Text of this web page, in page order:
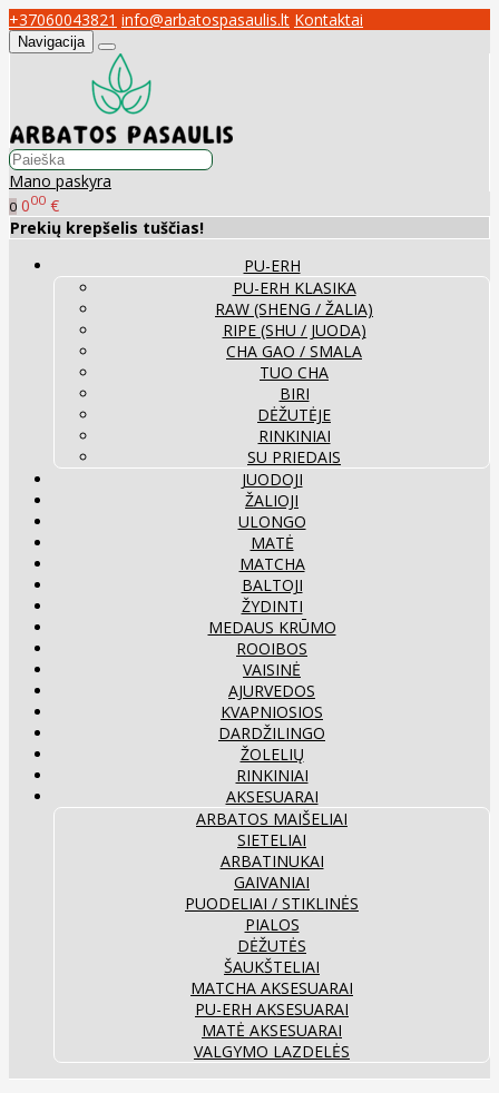
+37060043821 info@arbatospasaulis.lt Kontaktai
Navigacija
Mano paskyra
0 000 €
Prekių krepšelis tuščias!
PU-ERH
PU-ERH KLASIKA
RAW (SHENG / ŽALIA)
RIPE (SHU / JUODA)
CHA GAO / SMALA
TUO CHA
BIRI
DĖŽUTĖJE
RINKINIAI
SU PRIEDAIS
JUODOJI
ŽALIOJI
ULONGO
MATĖ
MATCHA
BALTOJI
ŽYDINTI
MEDAUS KRŪMO
ROOIBOS
VAISINĖ
AJURVEDOS
KVAPNIOSIOS
DARDŽILINGO
ŽOLELIŲ
RINKINIAI
AKSESUARAI
ARBATOS MAIŠELIAI
SIETELIAI
ARBATINUKAI
GAIVANIAI
PUODELIAI / STIKLINĖS
PIALOS
DĖŽUTĖS
ŠAUKŠTELIAI
MATCHA AKSESUARAI
PU-ERH AKSESUARAI
MATĖ AKSESUARAI
VALGYMO LAZDELĖS